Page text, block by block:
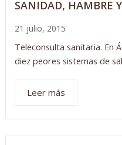
SANIDAD, HAMBRE
21 julio, 2015
Teleconsulta sanitaria. En
diez peores sistemas de
Leer más